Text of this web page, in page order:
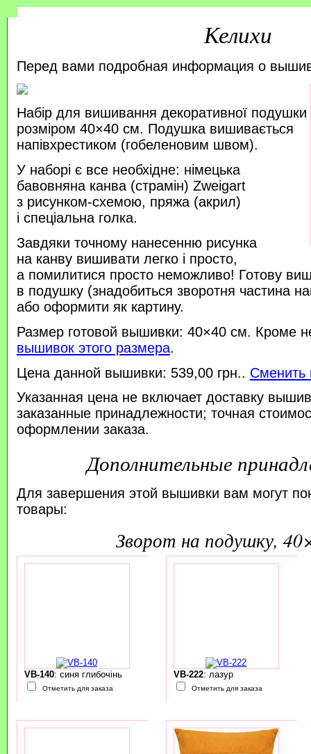
Келихи
Перед вами подробная информация о
Набір для вишивання декоративної подушки
розміром 40×40 см. Подушка вишивається
напівхрестиком (гобеленовим швом).
У наборі є все необхідне: німецька
бавовняна канва (страмін) Zweigart
з рисунком-схемою, пряжа (акрил)
і спеціальна голка.
Завдяки точному нанесенню рисунка
на канву вишивати легко і просто,
а помилитися просто неможливо! Готову
в подушку (знадобиться зворотня частина
або оформити як картину.
Размер готовой вышивки: 40×40 см. Кроме
вышивок этого размера.
Цена данной вышивки: 539,00 грн.. Сменить
Указанная цена не включает доставку
заказанные принадлежности; точная
оформлении заказа.
Дополнительные
Для завершения этой вышивки вам могут
товары:
зворот на подушку,
VB-140: синя глибочінь
Отметить для заказа
VB-222: лазур
Отметить для заказа